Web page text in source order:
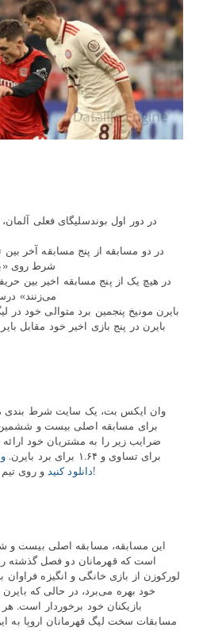
در دو مسابقه از پنج مسابقه آخر بین
شرط روی «بالاتر از
در هیچ یک از پنج مسابقه اخیر بین
می‌زنند»
بایرن مونیخ پنجمین برد متوالی خود در
بایرن در پنج بازی اخیر خود مقابل
وان ایکس بت، یک سایت شرط بندی
برای مسابقه اصلی بیست و ششمین
برای تساوی و ۱.۶۴ برای برد بایرن.
دانلود کنیدو روی تیم مورد علاقه خود شرط بندی کنید!
این مسابقه، مسابقه اصلی بیست و
است که قهرمانان دو فصل گذشته را
لورکوزن از بازی خانگی و انگیزه
خود بهره می‌برد، در حالی که
بازیکنان خود برخوردار است.
مسابقات سخت لیگ قهرمانان اروپا به